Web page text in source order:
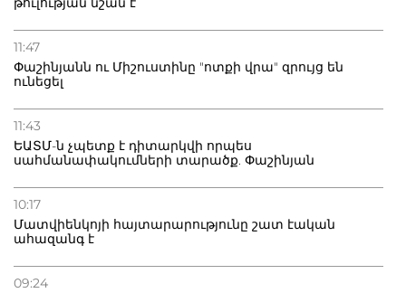
11:47
Փաշինյանն ու Միշուստինը "ոտքի վրա" զրույց են
ունեցել
11:43
ԵԱՏՄ-ն չպետք է դիտարկվի որպես
սահմանափակումների տարածք. Փաշինյան
10:17
Մատվիենկոյի հայտարարությունը շատ էական
ահազանգ է
09:24